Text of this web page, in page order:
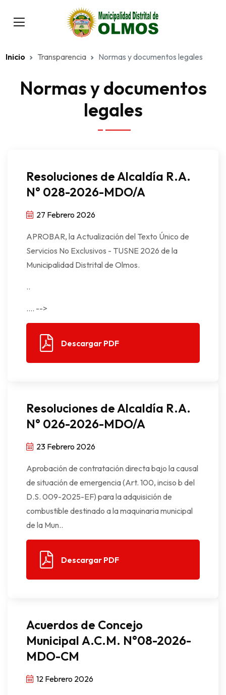
Inicio Transparencia Normas y documentos legales
Normas y documentos
legales
Resoluciones de Alcaldía R.A.
N° 028-2026-MDO/A
27 Febrero 2026
APROBAR, la Actualización del Texto Único de
Servicios No Exclusivos - TUSNE 2026 de la
Municipalidad Distrital de Olmos.
..
.... -->
Descargar PDF
Resoluciones de Alcaldía R.A.
N° 026-2026-MDO/A
23 Febrero 2026
Aprobación de contratación directa bajo la causal
de situación de emergencia (Art. 100, inciso b del
D.S. 009-2025-EF) para la adquisición de
combustible destinado a la maquinaria municipal
de la Mun..
Descargar PDF
Acuerdos de Concejo
Municipal A.C.M. N°08-2026-
MDO-CM
12 Febrero 2026